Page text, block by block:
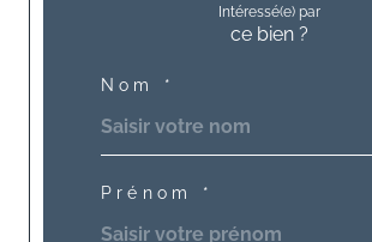
Intéressé(e) par
ce bien ?
Nom *
Prénom *